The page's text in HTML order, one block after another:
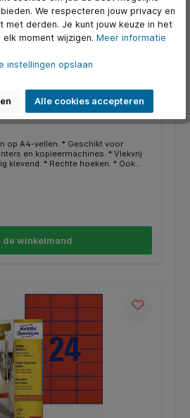
200 105x74mm wit 1600
op A4-vellen. * Geschikt voor
en kopieermachines. * Vlekvrij
klevend. * Rechte hoeken. * Ook
doorvoer. * FSC-gecertificeerd. *
de winkelmand
We respecteren jouw privacy en
met derden. Je kunt jouw keuze in het
moment wijzigen. Meer informatie
instellingen opslaan
Alle cookies accepteren